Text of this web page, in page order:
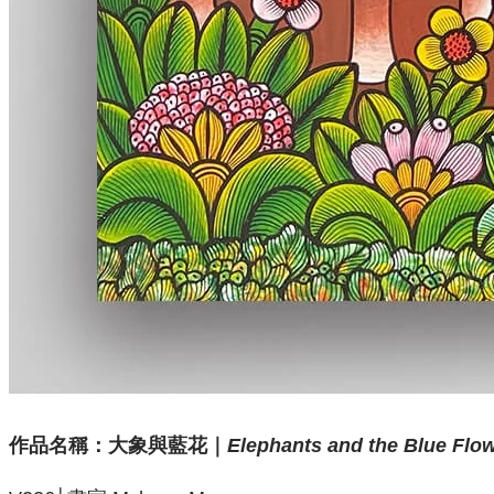
作品名稱： 大象與藍花｜ Elephants and the Blue